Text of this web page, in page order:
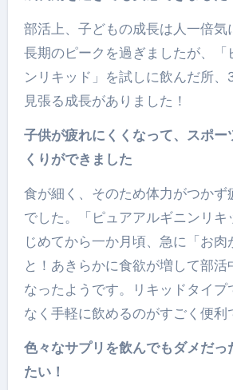
部活上、子どもの成長は人一倍気
長期のピークを過ぎましたが、「
ンリキッド」を試しに飲んだ所、
見張る成長がありました！
子供が疲れにくくなって、スポー
くりができました
食が細く、そのため体力がつかず
でした。「ピュアアルギニンリキ
じめてから一か月頃、急に「お肉
と！あきらかに食欲が増して部活
なったようです。リキッドタイプ
なく手軽に飲めるのがすごく便利
色々なサプリを飲んでもダメだ
たい！